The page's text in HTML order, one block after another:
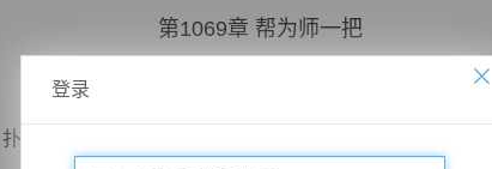
第1069章 帮为师一把
小说：凌天战魂 更新时间：2018-08-10 01:01 字数：3264
而来一股不寒而栗的感觉。
登录